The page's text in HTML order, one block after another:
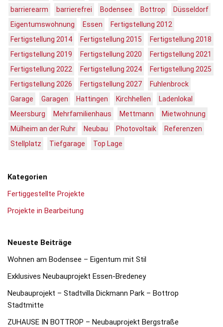
barrierearm
barrierefrei Bodensee Bottrop
Düsseldorf
Eigentumswohnung
Essen
Fertigstellung 2012
Fertigstellung 2014
Fertigstellung 2015
Fertigstellung 2018
Fertigstellung 2019
Fertigstellung 2020
Fertigstellung 2021
Fertigstellung 2022
Fertigstellung 2024
Fertigstellung 2025
Fertigstellung 2026
Fertigstellung 2027
Fuhlenbrock
Garage
Garagen Hattingen Kirchhellen
Ladenlokal
Meersburg
Mehrfamilienhaus Mettmann
Mietwohnung
Mülheim an der Ruhr
Neubau Photovoltaik
Referenzen
Stellplatz
Tiefgarage Top Lage
Kategorien
Fertiggestellte Projekte
Projekte in Bearbeitung
Neueste Beiträge
Wohnen am Bodensee – Eigentum mit Stil
Exklusives Neubauprojekt Essen-Bredeney
Neubauprojekt – Stadtvilla Dickmann Park – Bottrop
Stadtmitte
ZUHAUSE IN BOTTROP – Neubauprojekt Bergstraße